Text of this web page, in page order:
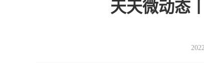
天天微动态